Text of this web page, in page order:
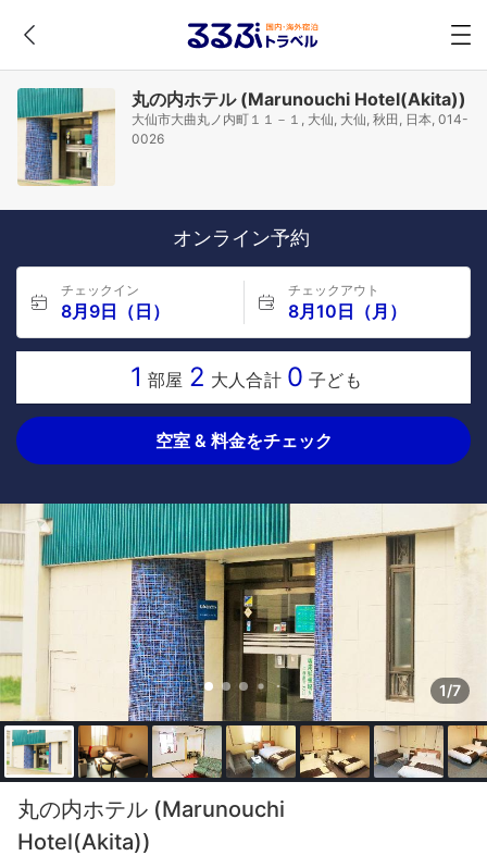
丸の内ホテル (Marunouchi Hotel(Akita))
大仙市大曲丸ノ内町１１－１, 大仙, 大仙, 秋田, 日本, 014-
0026
オンライン予約
チェックイン
8月9日（日）
チェックアウト
8月10日（月）
1 部屋 2 大人合計 0 子ども
空室 & 料金をチェック
1/7
丸の内ホテル (Marunouchi
Hotel(Akita))